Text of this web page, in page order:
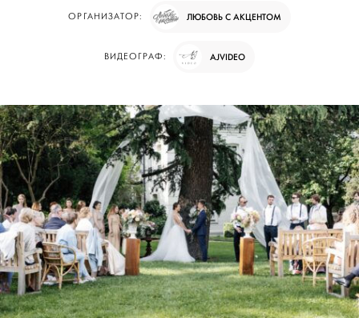
ОРГАНИЗАТОР: ЛЮБОВЬ С АКЦЕНТОМ
ВИДЕОГРАФ: AJVIDEO